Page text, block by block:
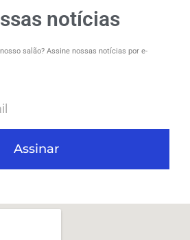
notícias
salão? Assine nossas notícias por e-
Assinar